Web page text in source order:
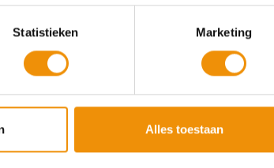
Statistieken Marketing
Alles toestaan
van mijn
door Seawind
start met